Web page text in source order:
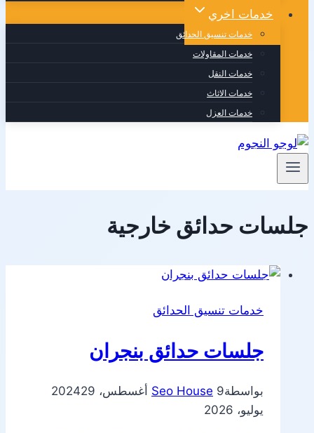
خدمات اخري
خدمات تنسيق الحدائق
خدمات المقاولات
خدمات النقل
خدمات الاثاث
خدمات العزل
جلسات حدائق خارجية
خدمات تنسيق الحدائق
جلسات حدائق بنجران
بواسطة Seo House 9 أغسطس، 2024
29
يوليو، 2026